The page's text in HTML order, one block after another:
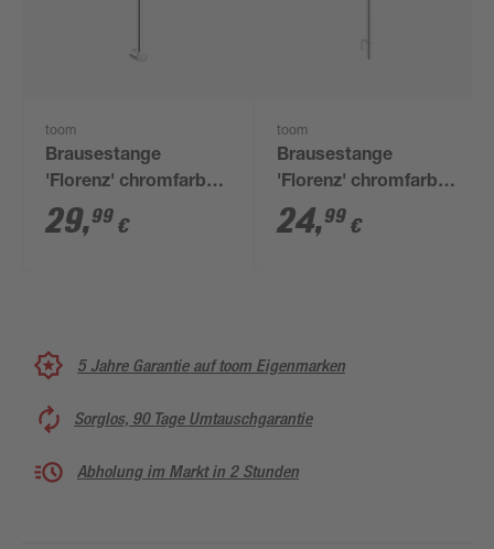
toom
Brausestange
'Florenz' chromfarben
70 x 10 x 7 cm
29,99 €
toom
Brausestange
'Florenz' chromfarben
70 x 10 x 7 cm
24,99 €
5 Jahre Garantie auf toom Eigenmarken
Sorglos, 90 Tage Umtauschgarantie
Abholung im Markt in 2 Stunden